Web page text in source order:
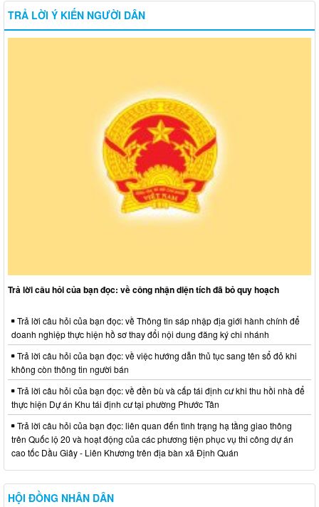
TRẢ LỜI Ý KIẾN NGƯỜI DÂN
Trả lời câu hỏi của bạn đọc: về công nhận diện tích đã bỏ quy hoạch
Trả lời câu hỏi của bạn đọc: về Thông tin sáp nhập địa giới hành chính để
doanh nghiệp thực hiện hồ sơ thay đổi nội dung đăng ký chi nhánh
Trả lời câu hỏi của bạn đọc: về việc hướng dẫn thủ tục sang tên sổ đỏ khi
không còn thông tin người bán
Trả lời câu hỏi của bạn đọc: về đền bù và cấp tái định cư khi thu hồi nhà để
thực hiện Dự án Khu tái định cư tại phường Phước Tân
Trả lời câu hỏi của bạn đọc: liên quan đến tình trạng hạ tầng giao thông
trên Quốc lộ 20 và hoạt động của các phương tiện phục vụ thi công dự án
cao tốc Dầu Giây - Liên Khương trên địa bàn xã Định Quán
HỘI ĐỒNG NHÂN DÂN